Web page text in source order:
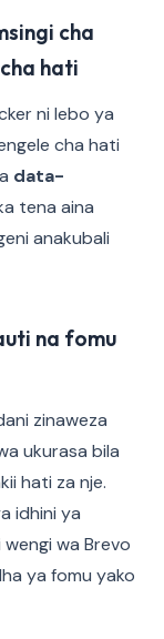
cha
hati
ni lebo ya
cha hati
data-
tena aina
anakubali
na fomu
zinaweza
ukurasa bila
hati za nje.
idhini ya
wengi wa Brevo
ya fomu yako